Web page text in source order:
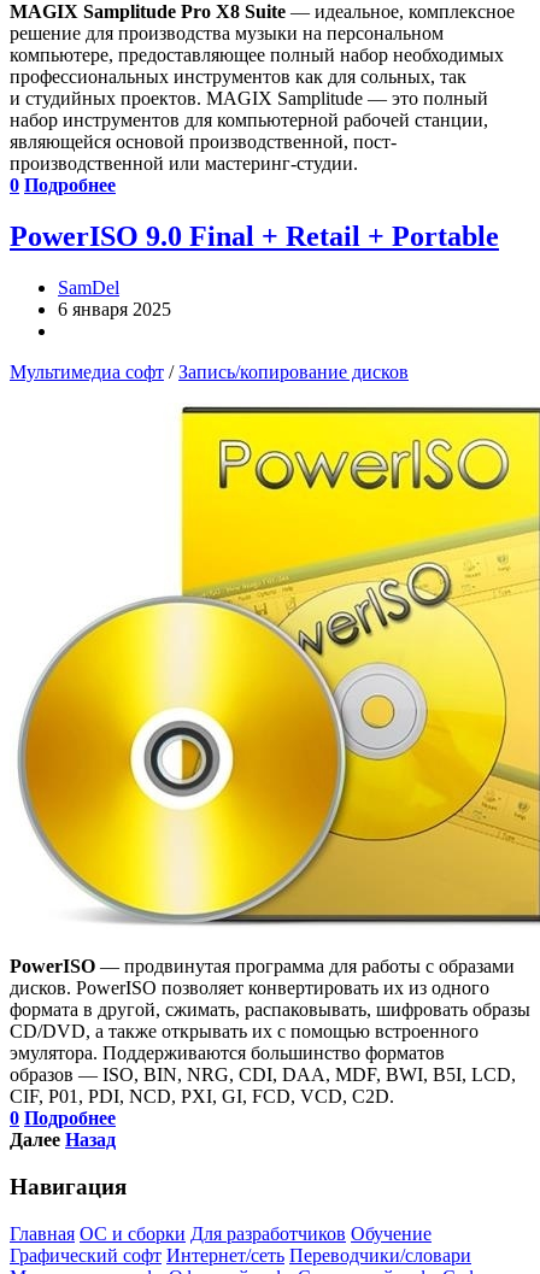
MAGIX Samplitude Pro X8 Suite — идеальное, комплексное
решение для производства музыки на персональном
компьютере, предоставляющее полный набор необходимых
профессиональных инструментов как для сольных, так
и студийных проектов. MAGIX Samplitude — это полный
набор инструментов для компьютерной рабочей станции,
являющейся основой производственной, пост-
производственной или мастеринг-студии.
0 Подробнее
PowerISO 9.0 Final + Retail + Portable
SamDel
6 января 2025
Мультимедиа софт /Запись/копирование дисков
PowerISO — продвинутая программа для работы с образами
дисков. PowerISO позволяет конвертировать их из одного
формата в другой, сжимать, распаковывать, шифровать образы
CD/DVD, а также открывать их с помощью встроенного
эмулятора. Поддерживаются большинство форматов
образов — ISO, BIN, NRG, CDI, DAA, MDF, BWI, B5I, LCD,
CIF, P01, PDI, NCD, PXI, GI, FCD, VCD, C2D.
0 Подробнее
Далее Назад
Навигация
Главная ОС и сборки Для разработчиков Обучение
Графический софт Интернет/сеть Переводчики/словари